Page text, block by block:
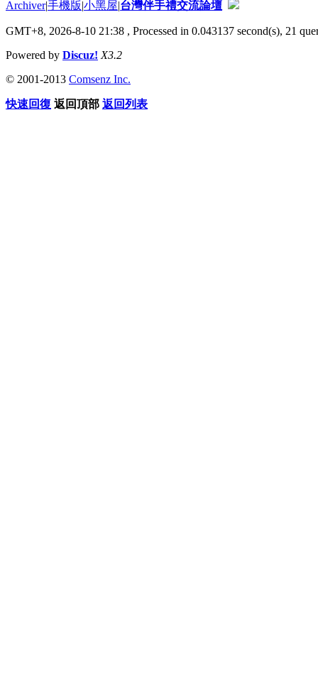
Archiver|手機版|小黑屋|台灣伴手禮交流論壇
GMT+8, 2026-8-10 21:38 , Processed in 0.043137 second(s), 21
Powered by Discuz! X3.2
© 2001-2013 Comsenz Inc.
快速回復 返回頂部 返回列表